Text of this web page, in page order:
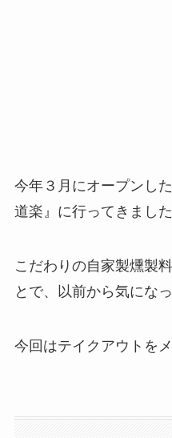
今年３月にオープンし
道楽』に行ってきました
こだわりの自家製燻製
とで、以前から気にな
今回はテイクアウトを